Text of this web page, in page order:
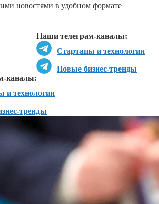
новостями в удобном формате
Наши телеграм-каналы:
Стартапы и технологии
Новые бизнес-тренды
каналы:
и технологии
тренды